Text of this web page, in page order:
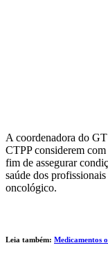
A coordenadora do
CTPP considerem com
fim de assegurar
saúde dos
oncológico.
Leia também: Medicamentos